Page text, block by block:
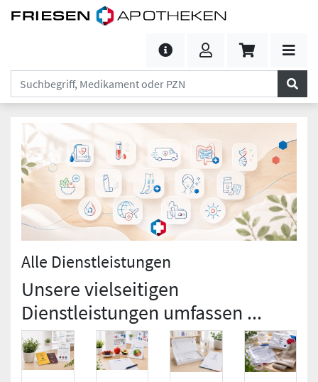
Alle Dienstleistungen
Unsere vielseitigen
Dienstleistungen umfassen ...